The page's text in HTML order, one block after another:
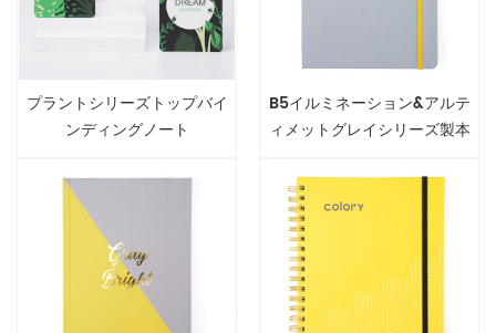
プラントシリーズトップバイ
ンディングノート
B5イルミネーション&アルテ
ィメットグレイシリーズ製本